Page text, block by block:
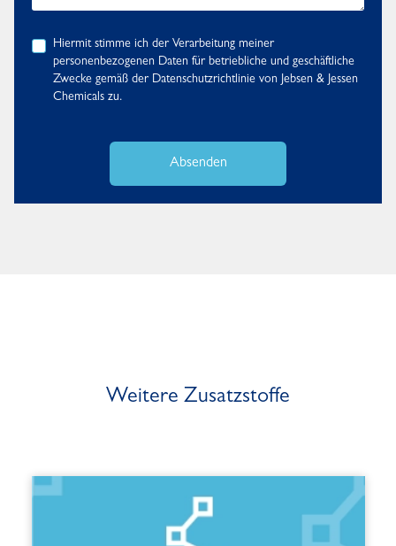
Hiermit stimme ich der Verarbeitung meiner
personenbezogenen Daten für betriebliche und geschäftliche
Zwecke gemäß der Datenschutzrichtlinie von Jebsen & Jessen
Chemicals zu.
Absenden
Weitere Zusatzstoffe